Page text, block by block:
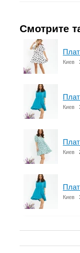
Смотрите
Киев
Киев
Киев
Киев